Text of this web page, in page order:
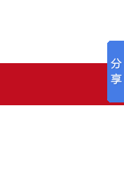
，系统集成，综合